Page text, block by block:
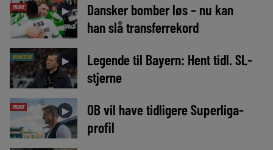
MEDIE ►
Dansker bomber løs – nu kan
han slå transferrekord
NYHEDER ►
Legende til Bayern: Hent tidl. SL-
stjerne
MEDIE ►
OB vil have tidligere Superliga-
profil